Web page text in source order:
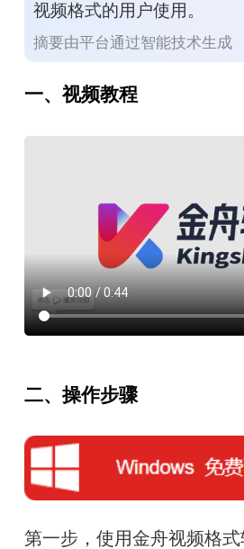
视频格式的用户使用。
摘要由平台通过智能技术生成
一、视频教程
二、操作步骤
第一步，使用金舟视频格